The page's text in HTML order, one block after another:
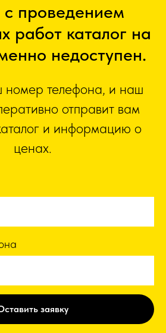
с проведением
работ каталог на
недоступен.
номер телефона, и наш
отправит вам
и информацию о
ценах.
заявку